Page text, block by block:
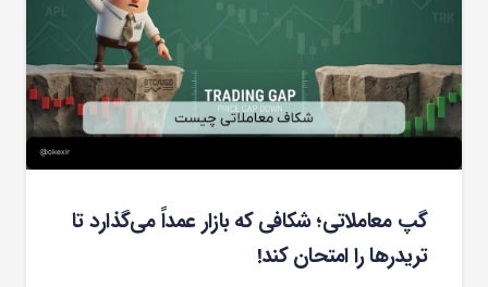
گپ معاملاتی؛ شکافی که بازار عمداً می‌گذارد تا
تریدرها را امتحان کند!